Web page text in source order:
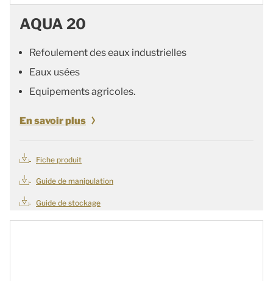
AQUA 20
Refoulement des eaux industrielles
Eaux usées
Equipements agricoles.
En savoir plus
Fiche produit
Guide de manipulation
Guide de stockage